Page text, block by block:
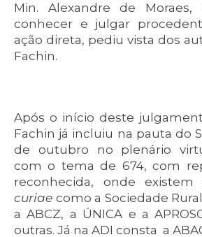
Min. Alexandre de
conhecer e julgar
ação direta, pediu vista dos
Fachin.
Após o início deste
Fachin já incluiu na pauta do
de outubro no plenário
com o tema de 674, com
reconhecida, onde existem
curiae como a Sociedade
a ABCZ, a ÚNICA e a
outras. Já na ADI consta a